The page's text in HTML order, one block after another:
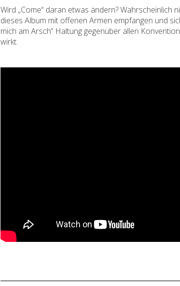
Wird „Come“ daran etwas ändern?
dieses Album mit offenen Armen empfangen und
mich am Arsch“ Haltung gegenüber allen
wirkt.